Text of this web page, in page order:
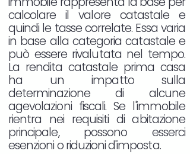
calcolare il valore catastale e
quindi le tasse correlate. Essa varia
in base alla categoria catastale e
può essere rivalutata nel tempo.
La rendita catastale prima casa
ha un impatto sulla
determinazione di alcune
agevolazioni fiscali. Se l'immobile
rientra nei requisiti di abitazione
principale, possono esserci
esenzioni o riduzioni d'imposta.